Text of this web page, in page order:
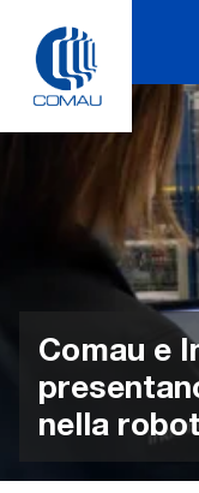
content
Comau e
nella